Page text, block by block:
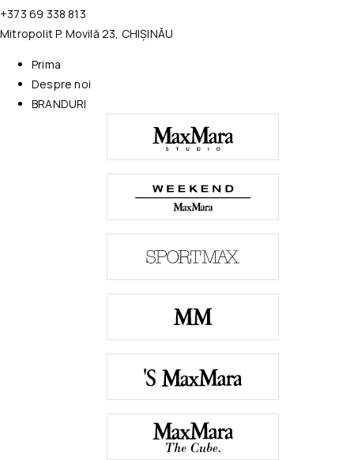
+373 69 338 813
Mitropolit P. Movilă 23, CHIȘINĂU
Prima
Despre noi
BRANDURI